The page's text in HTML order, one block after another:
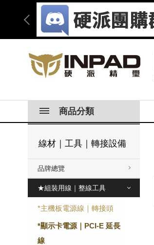
商品分類
線材｜工具｜轉接設備
品牌總覽
★組裝用線｜整線工具
*主機板電源線｜轉接頭
*顯示卡電源｜PCI-E 延長
線